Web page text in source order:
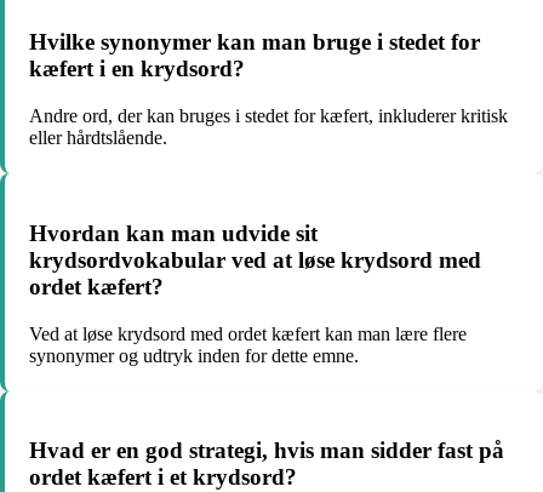
Hvilke synonymer kan man bruge i stedet for
kæfert i en krydsord?
Andre ord, der kan bruges i stedet for kæfert, inkluderer kritisk
eller hårdtslående.
Hvordan kan man udvide sit
krydsordvokabular ved at løse krydsord med
ordet kæfert?
Ved at løse krydsord med ordet kæfert kan man lære flere
synonymer og udtryk inden for dette emne.
Hvad er en god strategi, hvis man sidder fast på
ordet kæfert i et krydsord?